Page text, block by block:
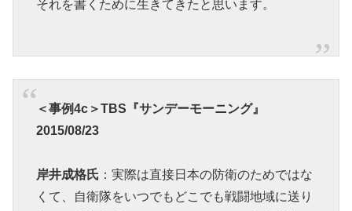
それを書くために生きてきたと思います。
＜事例4c＞TBS『サンデーモーニング』
2015/08/23
岸井成格氏 ：実際は直接日本の防衛のためではな
くて、自衛隊をいつでもどこでも戦闘地域に送り